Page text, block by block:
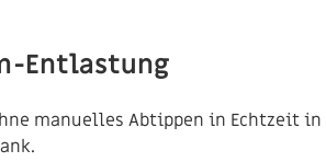
Entlastung
manuelles Abtippen in Echtzeit in